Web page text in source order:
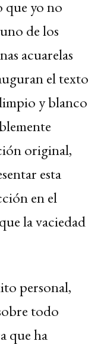
que yo no
de los
acuarelas
el texto
y blanco
original,
esta
en el
la vaciedad
personal,
todo
que ha